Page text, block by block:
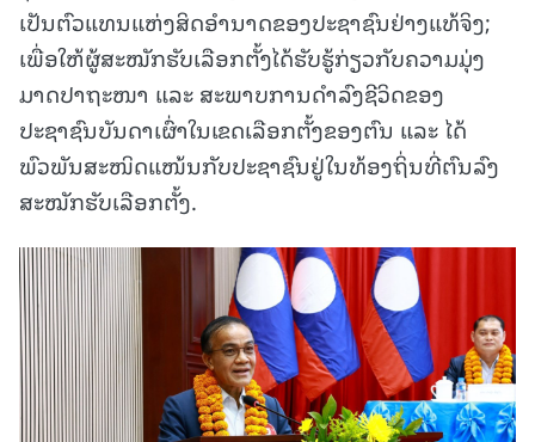
ເປັນຕົວແທນແຫ່ງສິດອຳນາດຂອງປະຊາຊົນຢ່າງແທ້ຈິງ;
ເພື່ອໃຫ້ຜູ້ສະໝັກຮັບເລືອກຕັ້ງໄດ້ຮັບຮູ້ກ່ຽວກັບຄວາມມຸ່ງ
ມາດປາຖະໜາ ແລະ ສະພາບການດຳລົງຊີວິດຂອງ
ປະຊາຊົນບັນດາເຜົ່າໃນເຂດເລືອກຕັ້ງຂອງຕົນ ແລະ ໄດ້
ພົວພັນສະໜິດແໜ້ນກັບປະຊາຊົນຢູ່ໃນທ້ອງຖິ່ນທີ່ຕົນລົງ
ສະໝັກຮັບເລືອກຕັ້ງ.